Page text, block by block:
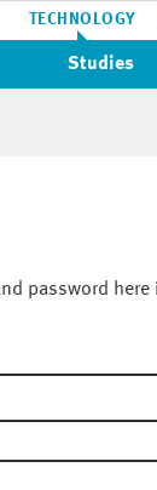
TECHNOLOGY
Studies
password